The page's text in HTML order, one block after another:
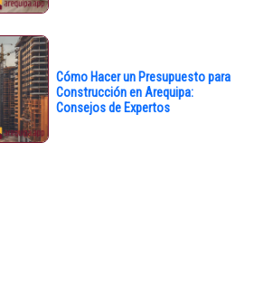
Cómo Hacer un Presupuesto para
Construcción en Arequipa:
Consejos de Expertos